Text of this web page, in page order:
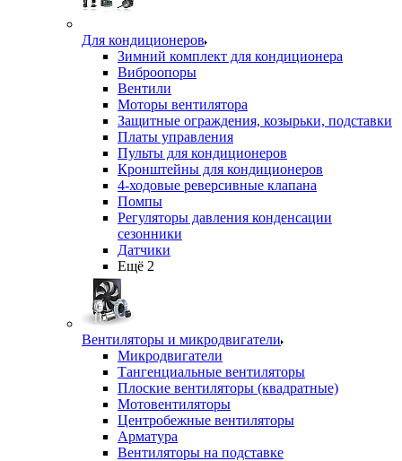
Для кондиционеров
Зимний комплект для кондиционера
Виброопоры
Вентили
Моторы вентилятора
Защитные ограждения, козырьки, подставки
Платы управления
Пульты для кондиционеров
Кронштейны для кондиционеров
4-ходовые реверсивные клапана
Помпы
Регуляторы давления конденсации
сезонники
Датчики
Ещё 2
Вентиляторы и микродвигатели
Микродвигатели
Тангенциальные вентиляторы
Плоские вентиляторы (квадратные)
Мотовентиляторы
Центробежные вентиляторы
Арматура
Вентиляторы на подставке